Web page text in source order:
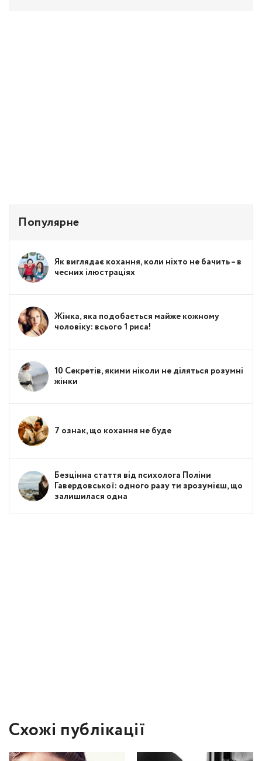
Популярне
Як виглядає кохання, коли ніхто не бачить – в
чесних ілюстраціях
Жінка, яка подобається майже кожному
чоловіку: всього 1 риса!
10 Секретів, якими ніколи не діляться розумні
жінки
7 ознак, що кохання не буде
Безцінна стаття від психолога Поліни
Гавердовської: одного разу ти зрозумієш, що
залишилася одна
Схожі публікації